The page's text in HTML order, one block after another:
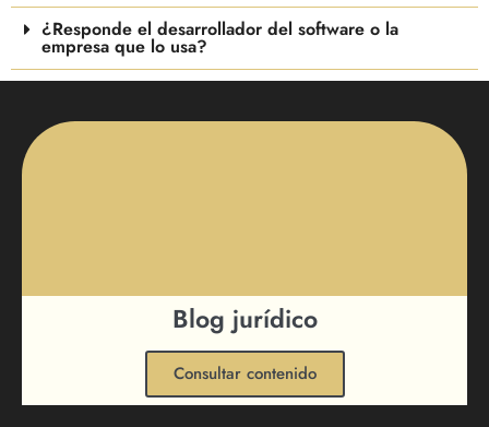
¿Responde el desarrollador del software o la
empresa que lo usa?
Blog jurídico
Consultar contenido